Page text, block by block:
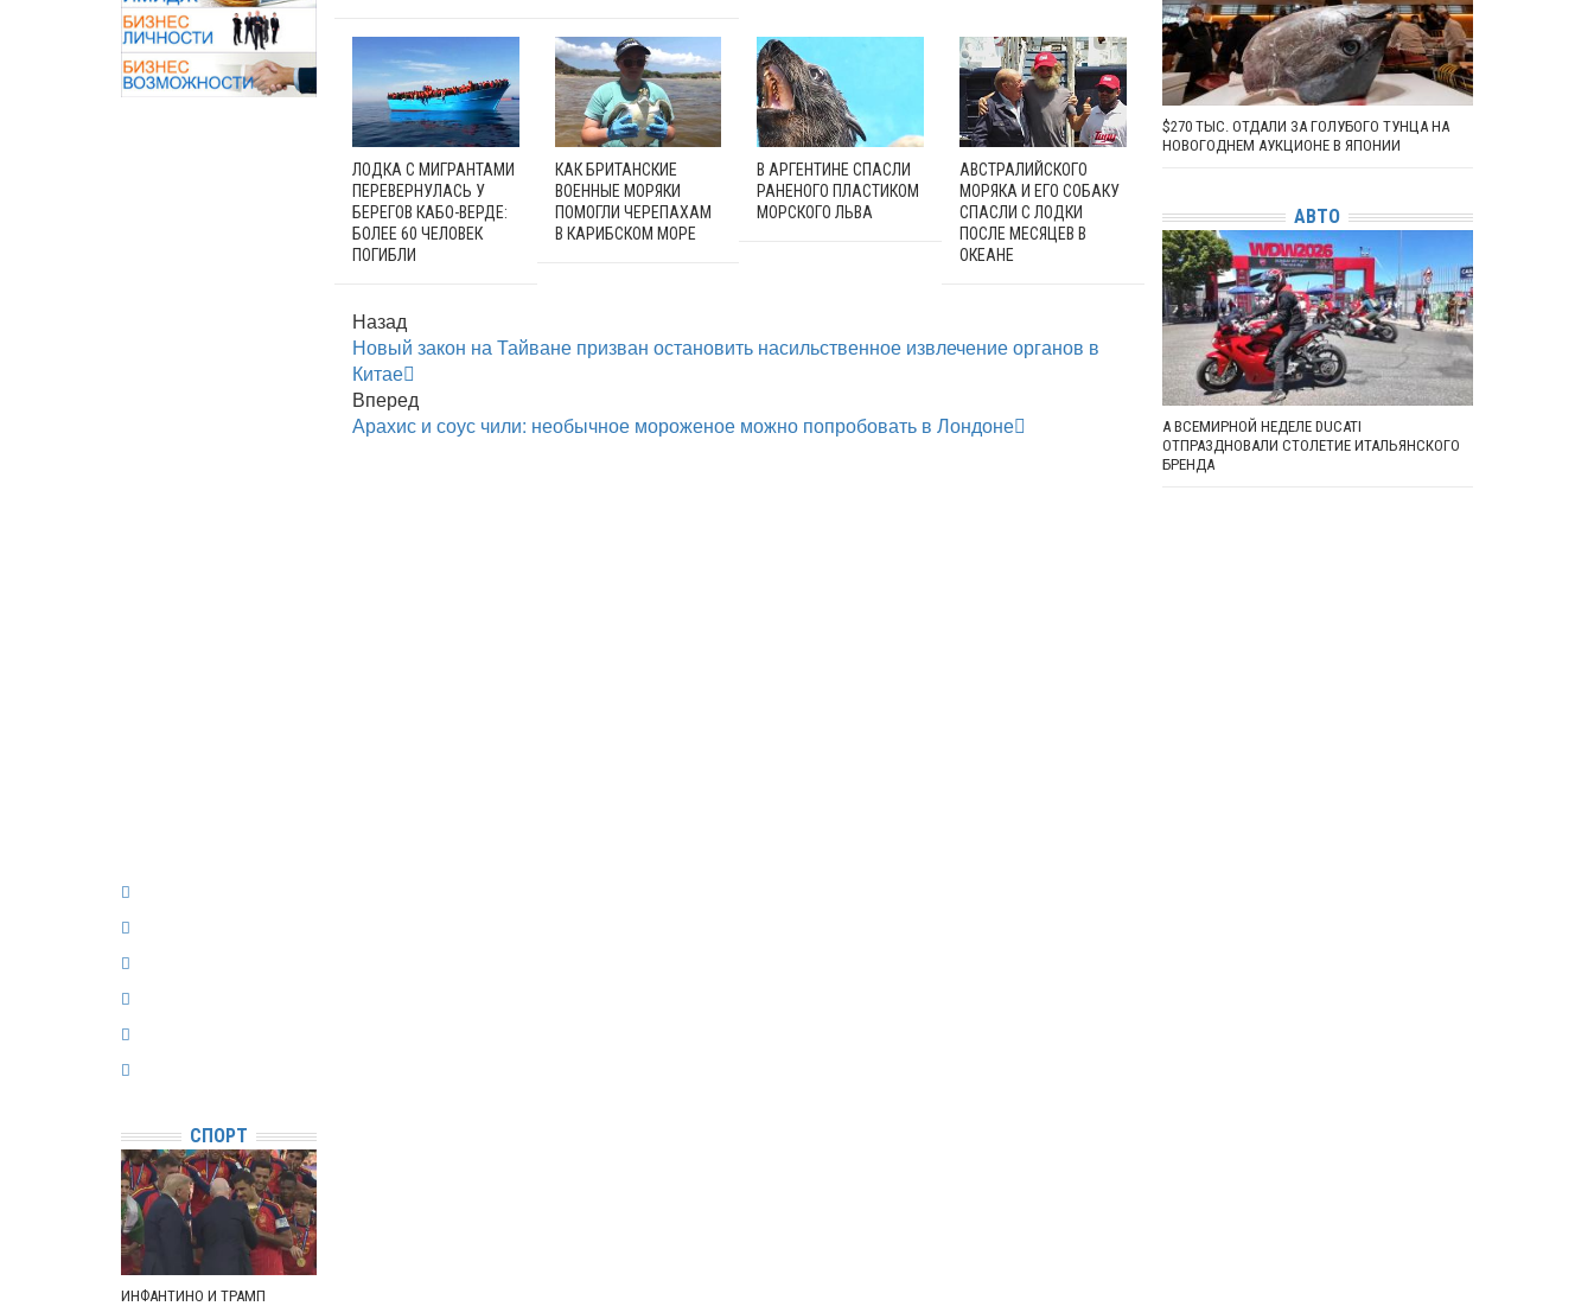
ЛОДКА С МИГРАНТАМИ
ПЕРЕВЕРНУЛАСЬ У
БЕРЕГОВ КАБО-ВЕРДЕ:
БОЛЕЕ 60 ЧЕЛОВЕК
ПОГИБЛИ
КАК БРИТАНСКИЕ
ВОЕННЫЕ МОРЯКИ
ПОМОГЛИ ЧЕРЕПАХАМ
В КАРИБСКОМ МОРЕ
В АРГЕНТИНЕ СПАСЛИ
РАНЕНОГО ПЛАСТИКОМ
МОРСКОГО ЛЬВА
АВСТРАЛИЙСКОГО
МОРЯКА И ЕГО СОБАКУ
СПАСЛИ С ЛОДКИ
ПОСЛЕ МЕСЯЦЕВ В
ОКЕАНЕ
Назад
Новый закон на Тайване призван остановить насильственное извлечение органов в
Китае
Вперед
Арахис и соус чили: необычное мороженое можно попробовать в Лондоне
СПОРТ
ИНФАНТИНО И ТРАМП
$270 ТЫС. ОТДАЛИ ЗА ГОЛУБОГО ТУНЦА НА
НОВОГОДНЕМ АУКЦИОНЕ В ЯПОНИИ
АВТО
А ВСЕМИРНОЙ НЕДЕЛЕ DUCATI
ОТПРАЗДНОВАЛИ СТОЛЕТИЕ ИТАЛЬЯНСКОГО
БРЕНДА